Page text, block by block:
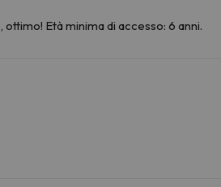
Età minima di accesso: 6 anni.